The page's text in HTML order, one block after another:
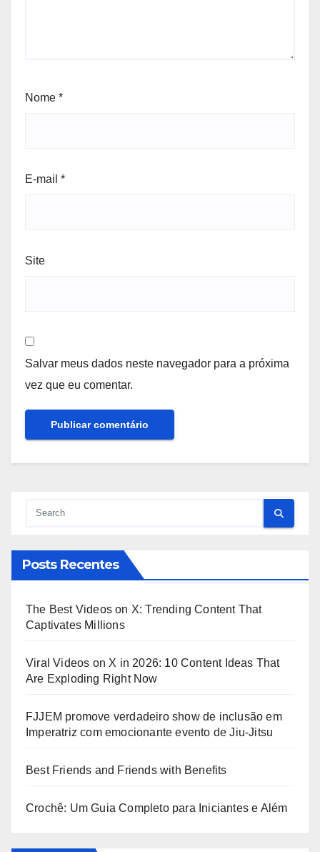
Nome *
E-mail *
Site
Salvar meus dados neste navegador para a próxima
vez que eu comentar.
Posts Recentes
The Best Videos on X: Trending Content That
Captivates Millions
Viral Videos on X in 2026: 10 Content Ideas That
Are Exploding Right Now
FJJEM promove verdadeiro show de inclusão em
Imperatriz com emocionante evento de Jiu-Jitsu
Best Friends and Friends with Benefits
Crochê: Um Guia Completo para Iniciantes e Além